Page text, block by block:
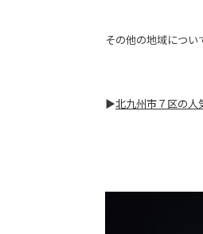
その他の地域につい
▶北九州市７区の人